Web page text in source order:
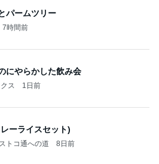
パームツリー
7時間前
にやらかした飲み会
ス 1日前
ーライスセット)
トコ通への道 8日前